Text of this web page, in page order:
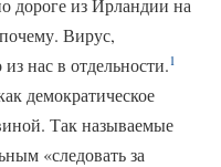
дороге из Ирландии на
Вирус,
нас в отдельности.1
демократическое
Так называемые
«следовать за